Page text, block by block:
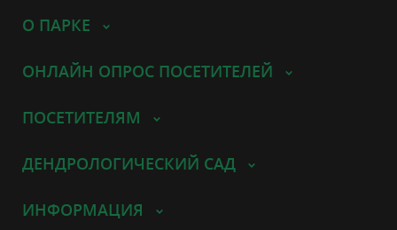
О ПАРКЕ
ОНЛАЙН ОПРОС ПОСЕТИТЕЛЕЙ
ПОСЕТИТЕЛЯМ
ДЕНДРОЛОГИЧЕСКИЙ САД
ИНФОРМАЦИЯ